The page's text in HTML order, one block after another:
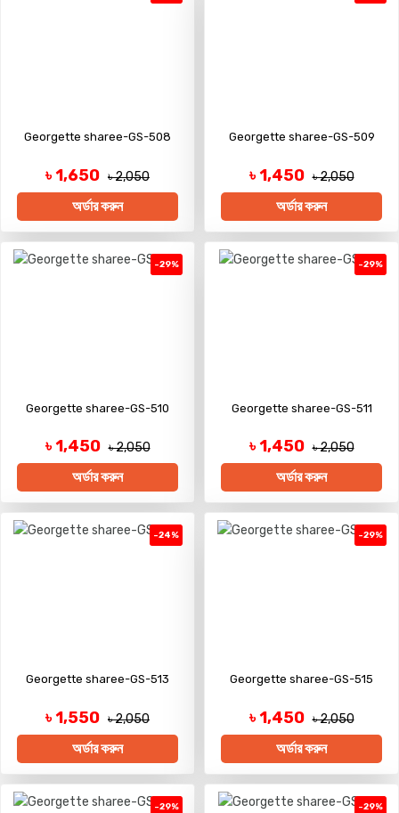
Georgette sharee-GS-508
৳ 1,650 ৳ 2,050
অর্ডার করুন
Georgette sharee-GS-509
৳ 1,450 ৳ 2,050
অর্ডার করুন
-29%
Georgette sharee-GS-510
৳ 1,450 ৳ 2,050
অর্ডার করুন
-29%
Georgette sharee-GS-511
৳ 1,450 ৳ 2,050
অর্ডার করুন
-24%
Georgette sharee-GS-513
৳ 1,550 ৳ 2,050
অর্ডার করুন
-29%
Georgette sharee-GS-515
৳ 1,450 ৳ 2,050
অর্ডার করুন
-29% -29%